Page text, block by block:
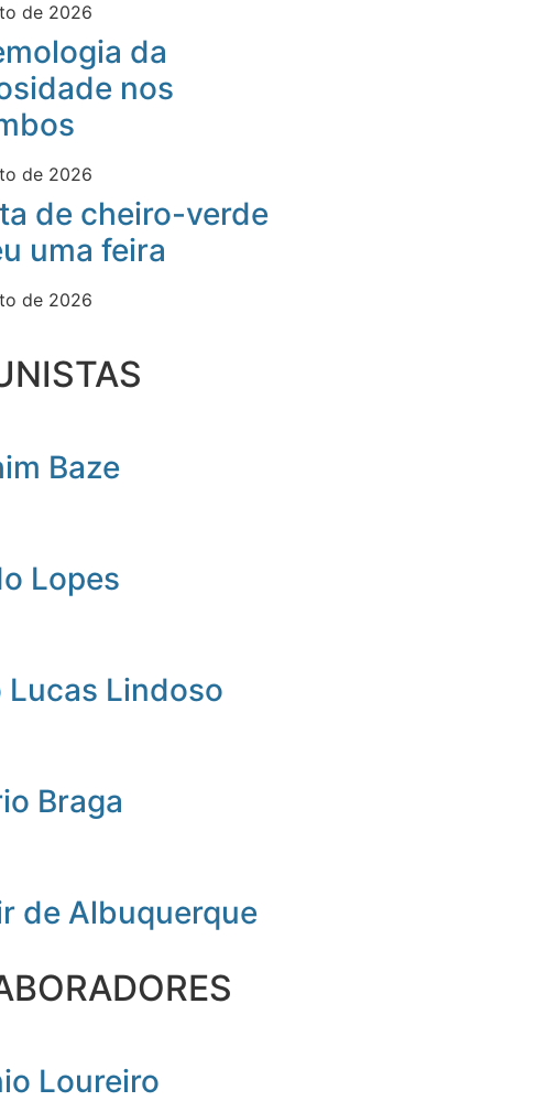
de 2026
da
nos
de 2026
de cheiro-verde
uma feira
de 2026
Baze
Lopes
Lucas Lindoso
Braga
de Albuquerque
Loureiro